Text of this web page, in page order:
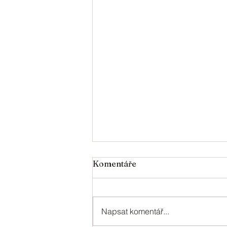
V roce 2024 oslaví svá
Anna 85 - Peclinovská Marie 80 -
Komentáře
Napsat komentář...